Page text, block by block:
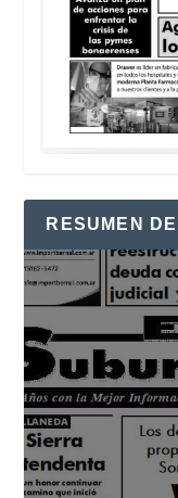
RESUMEN
Reproductor
de
vídeo